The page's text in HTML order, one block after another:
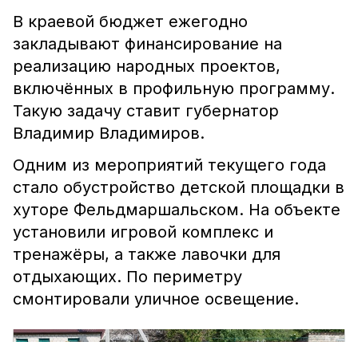
В краевой бюджет ежегодно
закладывают финансирование на
реализацию народных проектов,
включённых в профильную программу.
Такую задачу ставит губернатор
Владимир Владимиров.
Одним из мероприятий текущего года
стало обустройство детской площадки в
хуторе Фельдмаршальском. На объекте
установили игровой комплекс и
тренажёры, а также лавочки для
отдыхающих. По периметру
смонтировали уличное освещение.